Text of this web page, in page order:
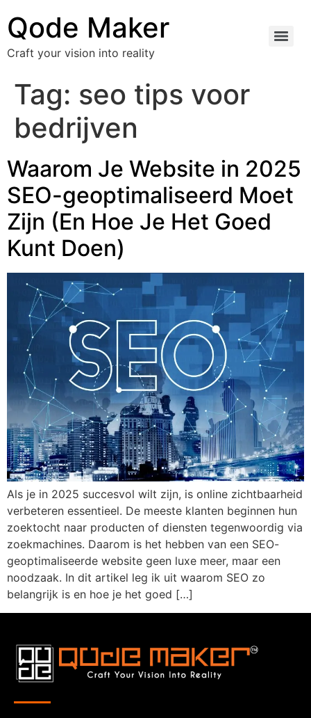
Qode Maker
Craft your vision into reality
Tag: seo tips voor
bedrijven
Waarom Je Website in 2025
SEO-geoptimaliseerd Moet
Zijn (En Hoe Je Het Goed
Kunt Doen)
Als je in 2025 succesvol wilt zijn, is online zichtbaarheid
verbeteren essentieel. De meeste klanten beginnen hun
zoektocht naar producten of diensten tegenwoordig via
zoekmachines. Daarom is het hebben van een SEO-
geoptimaliseerde website geen luxe meer, maar een
noodzaak. In dit artikel leg ik uit waarom SEO zo
belangrijk is en hoe je het goed […]